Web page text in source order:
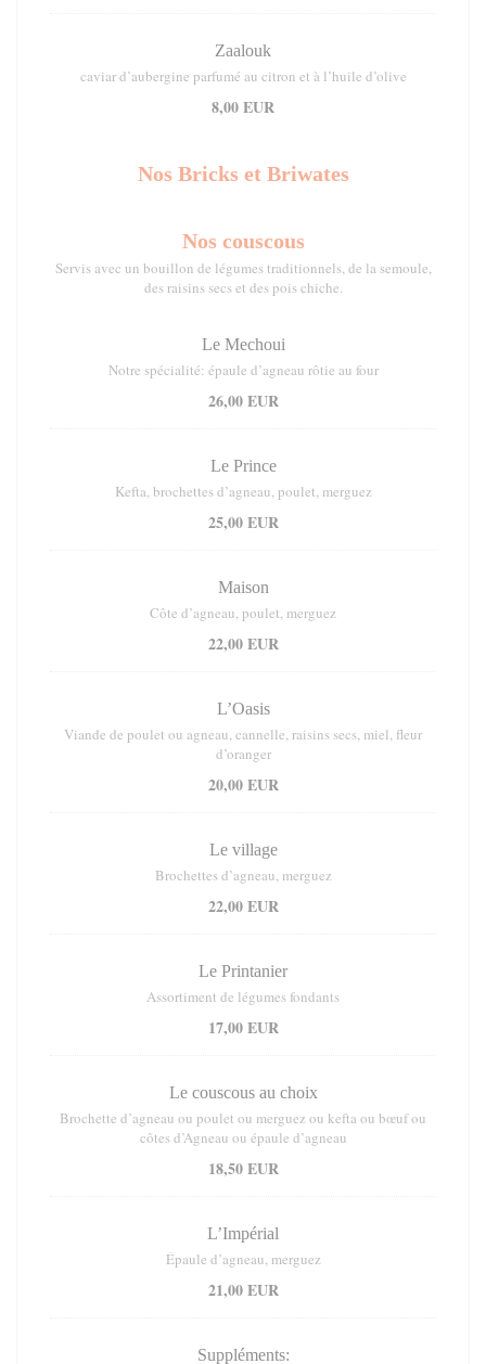
Zaalouk
caviar d’aubergine parfumé au citron et à l’huile d’olive
8,00 EUR
Nos Bricks et Briwates
Nos couscous
Servis avec un bouillon de légumes traditionnels, de la semoule,
des raisins secs et des pois chiche.
Le Mechoui
Notre spécialité: épaule d’agneau rôtie au four
26,00 EUR
Le Prince
Kefta, brochettes d’agneau, poulet, merguez
25,00 EUR
Maison
Côte d’agneau, poulet, merguez
22,00 EUR
L’Oasis
Viande de poulet ou agneau, cannelle, raisins secs, miel, fleur
d’oranger
20,00 EUR
Le village
Brochettes d’agneau, merguez
22,00 EUR
Le Printanier
Assortiment de légumes fondants
17,00 EUR
Le couscous au choix
Brochette d’agneau ou poulet ou merguez ou kefta ou bœuf ou
côtes d’Agneau ou épaule d’agneau
18,50 EUR
L’Impérial
Épaule d’agneau, merguez
21,00 EUR
Suppléments: